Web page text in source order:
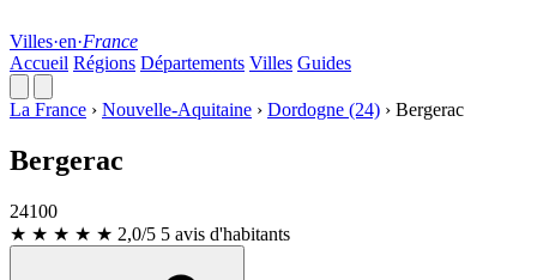
Villes·en·France
Accueil Régions Départements Villes Guides
La France › Nouvelle-Aquitaine › Dordogne (24) › Bergerac
Bergerac
24100
★ ★ ★ ★ ★ 2,0/5 5 avis d'habitants